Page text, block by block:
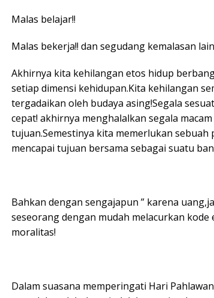
Malas belajar!!
Malas bekerja!! dan segudang kemalasan
Akhirnya kita kehilangan etos hidup
setiap dimensi kehidupan.Kita kehilangan
tergadaikan oleh budaya asing!Segala
cepat! akhirnya menghalalkan segala
tujuan.Semestinya kita memerlukan
mencapai tujuan bersama sebagai suatu
Bahkan dengan sengajapun ” karena
seseorang dengan mudah melacurkan
moralitas!
Dalam suasana memperingati Hari